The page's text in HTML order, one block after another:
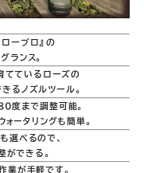
ープロ』の
ランス。
てているローズの
るノズルツール。
度まで調整可能。
ータリングも簡単。
選べるので、
ができる。
業が手軽です。